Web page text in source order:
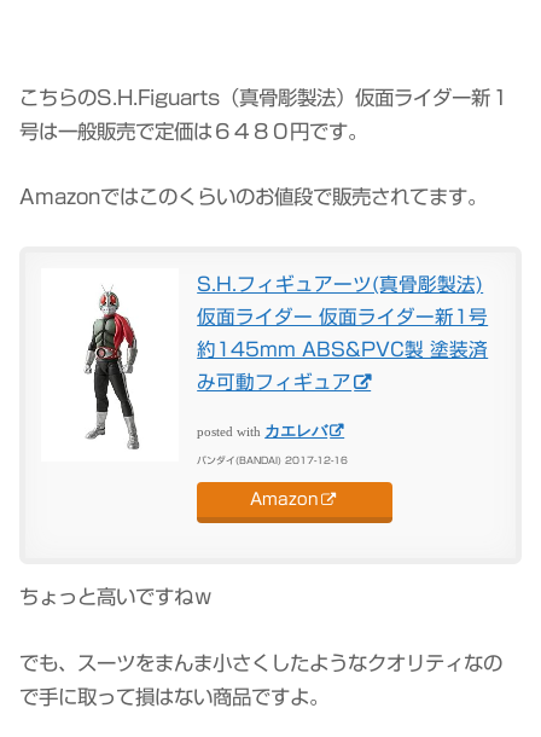
こちらのS.H.Figuarts（真骨彫製法）仮面ライダー新１
号は一般販売で定価は６４８０円です。
Amazonではこのくらいのお値段で販売されてます。
S.H.フィギュアーツ(真骨彫製法)
仮面ライダー 仮面ライダー新1号
約145mm ABS&PVC製 塗装済
み可動フィギュア
posted with カエレバ
バンダイ(BANDAI) 2017-12-16
Amazon
ちょっと高いですねｗ
でも、スーツをまんま小さくしたようなクオリティなの
で手に取って損はない商品ですよ。